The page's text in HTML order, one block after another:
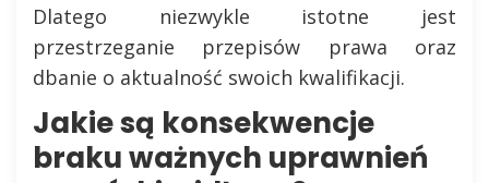
Dlatego niezwykle istotne jest
przestrzeganie przepisów prawa oraz
dbanie o aktualność swoich kwalifikacji.
Jakie są konsekwencje
braku ważnych uprawnień